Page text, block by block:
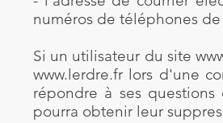
numéros de téléphones
Si un utilisateur du site
www.lerdre.fr lors d'une
répondre à ses
pourra obtenir leur